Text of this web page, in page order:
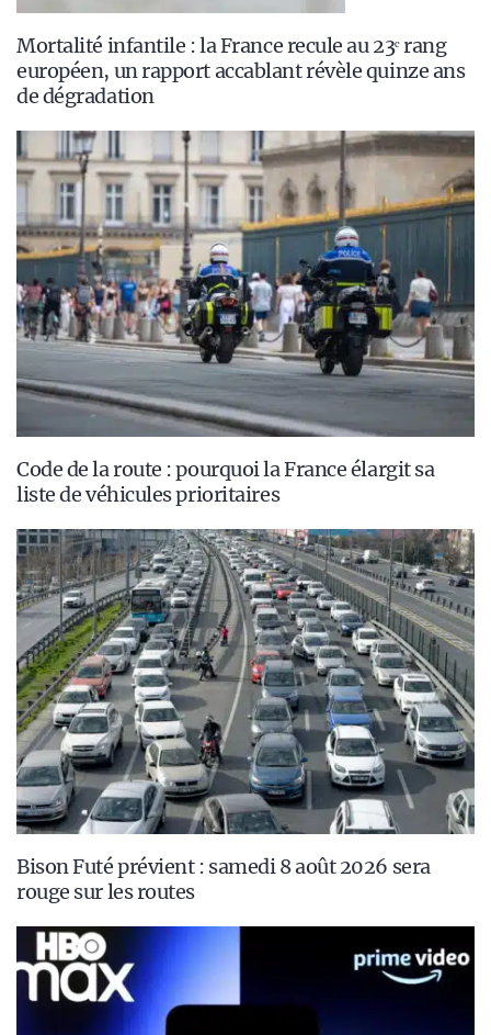
Mortalité infantile : la France recule au 23ᵉ rang
européen, un rapport accablant révèle quinze ans
de dégradation
Code de la route : pourquoi la France élargit sa
liste de véhicules prioritaires
Bison Futé prévient : samedi 8 août 2026 sera
rouge sur les routes